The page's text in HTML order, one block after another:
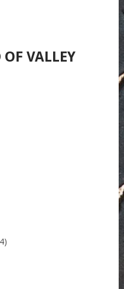
VALLEY